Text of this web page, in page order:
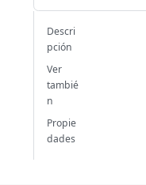
Descri
pción
Ver
tambié
n
Propie
dades